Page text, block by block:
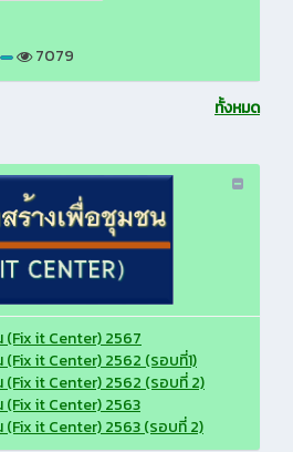
7079
ทั้งหมด
it Center) 2567
it Center) 2562 (รอบที่1)
it Center) 2562 (รอบที่ 2)
it Center) 2563
it Center) 2563 (รอบที่ 2)